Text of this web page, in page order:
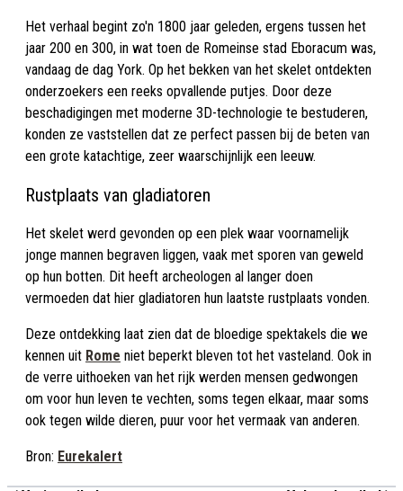
Het verhaal begint zo'n 1800 jaar geleden, ergens tussen het
jaar 200 en 300, in wat toen de Romeinse stad Eboracum was,
vandaag de dag York. Op het bekken van het skelet ontdekten
onderzoekers een reeks opvallende putjes. Door deze
beschadigingen met moderne 3D-technologie te bestuderen,
konden ze vaststellen dat ze perfect passen bij de beten van
een grote katachtige, zeer waarschijnlijk een leeuw.
Rustplaats van gladiatoren
Het skelet werd gevonden op een plek waar voornamelijk
jonge mannen begraven liggen, vaak met sporen van geweld
op hun botten. Dit heeft archeologen al langer doen
vermoeden dat hier gladiatoren hun laatste rustplaats vonden.
Deze ontdekking laat zien dat de bloedige spektakels die we
kennen uit Rome niet beperkt bleven tot het vasteland. Ook in
de verre uithoeken van het rijk werden mensen gedwongen
om voor hun leven te vechten, soms tegen elkaar, maar soms
ook tegen wilde dieren, puur voor het vermaak van anderen.
Bron: Eurekalert